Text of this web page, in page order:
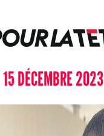
15 DÉCEMBRE 2023